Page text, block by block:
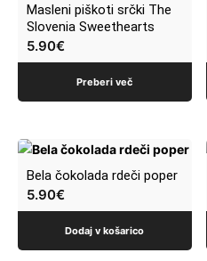
Masleni piškoti srčki The
Slovenia Sweethearts
5.90€
Preberi več
Bela čokolada rdeči poper
5.90€
Dodaj v košarico